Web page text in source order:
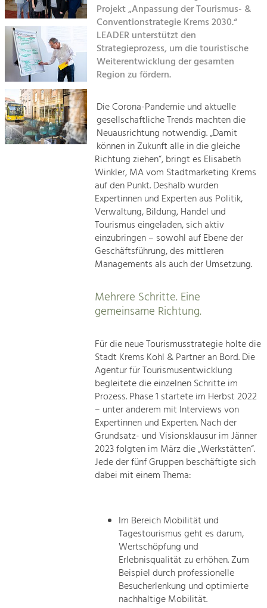
Suche
Impressum
Kontakt
Landscape.
Tourism
Offer Development and Positioning
Art & Culture
Crafts, Science and Research.
Social Affairs, Education
Equality, Youth and Integration.
Mobility & Energy
Climate Change, Public Transport and
Renewable Energy.
Increase in Regional Value Added.
Projekt „Anpassung der Tourismus- &
Conventionstrategie Krems 2030.“
LEADER unterstützt den
Strategieprozess, um die touristische
Weiterentwicklung der gesamten
Region zu fördern.
Die Corona-Pandemie und aktuelle
gesellschaftliche Trends machten die
Neuausrichtung notwendig. „Damit
können in Zukunft alle in die gleiche
Richtung ziehen“, bringt es Elisabeth
Winkler, MA vom Stadtmarketing Krems
auf den Punkt. Deshalb wurden
Expertinnen und Experten aus Politik,
Verwaltung, Bildung, Handel und
Tourismus eingeladen, sich aktiv
einzubringen – sowohl auf Ebene der
Geschäftsführung, des mittleren
Managements als auch der Umsetzung.
Mehrere Schritte. Eine
gemeinsame Richtung.
Für die neue Tourismusstrategie holte die
Stadt Krems Kohl & Partner an Bord. Die
Agentur für Tourismusentwicklung
begleitete die einzelnen Schritte im
Prozess. Phase 1 startete im Herbst 2022
– unter anderem mit Interviews von
Expertinnen und Experten. Nach der
Grundsatz- und Visionsklausur im Jänner
2023 folgten im März die „Werkstätten“.
Jede der fünf Gruppen beschäftigte sich
dabei mit einem Thema:
Im Bereich Mobilität und
Tagestourismus geht es darum,
Wertschöpfung und
Erlebnisqualität zu erhöhen. Zum
Beispiel durch professionelle
Besucherlenkung und optimierte
nachhaltige Mobilität.